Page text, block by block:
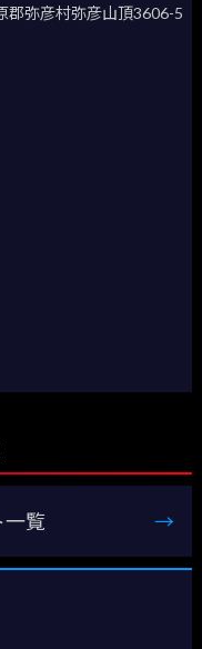
郡弥彦村弥彦山頂3606-5
一覧 →